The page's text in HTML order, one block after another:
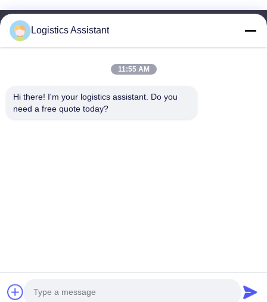
© 2025 SHANGHAI TOP WAY INTERNATIONAL TRANSPORT CO.,LTD. All
Logistics Assistant
11:55 AM
Hi there! I'm your logistics assistant. Do you
need a free quote today?